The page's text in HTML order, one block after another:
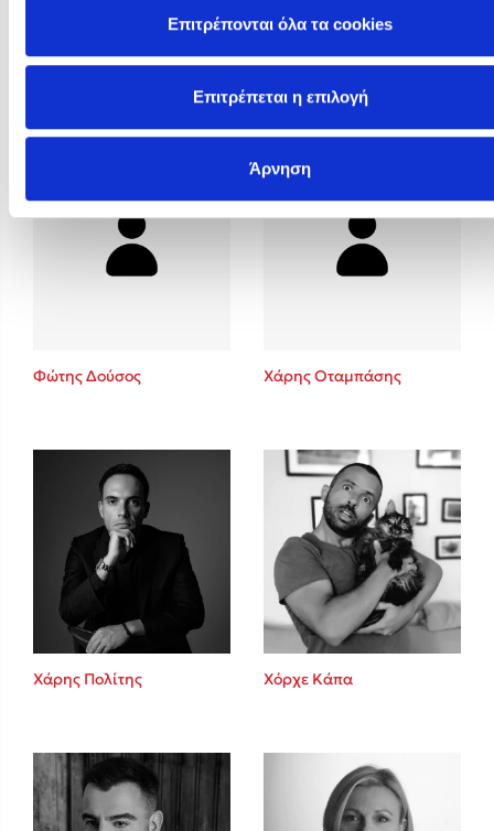
Επιτρέπονται όλα τα cookies
Επιτρέπεται η επιλογή
Άρνηση
Φυστίκι ΠουΚυλάει
Φωτεινή Καραγρηγόρη
Φώτης Δούσος Χάρης Οταμπάσης
Χάρης Πολίτης Χόρχε Κάπα